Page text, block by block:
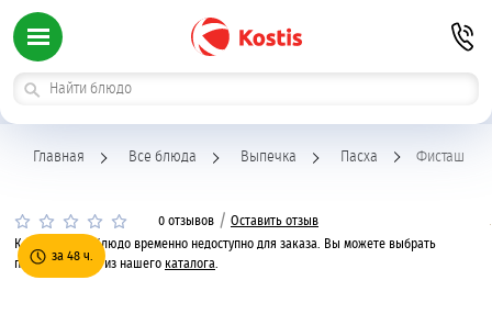
Главная Все блюда Выпечка Пасха
0 отзывов / Оставить отзыв
за 48 ч.
К сожалению, блюдо временно недоступно для заказа. Вы можете выбрать
похожее блюдо из нашего каталога